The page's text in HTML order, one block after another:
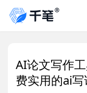
AI论文写作
费实用的ai